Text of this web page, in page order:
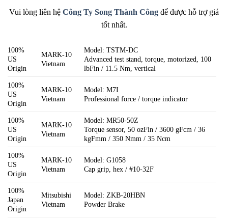
Vui lòng liên hệ Công Ty Song Thành Công để được hỗ trợ giá
tốt nhất.
100%
US
Origin
MARK-10
Vietnam
Model: TSTM-DC
Advanced test stand, torque, motorized, 100
lbFin / 11.5 Nm, vertical
100%
US
Origin
MARK-10
Vietnam
Model: M7I
Professional force / torque indicator
100%
US
Origin
MARK-10
Vietnam
Model: MR50-50Z
Torque sensor, 50 ozFin / 3600 gFcm / 36
kgFmm / 350 Nmm / 35 Ncm
100%
US
Origin
MARK-10
Vietnam
Model: G1058
Cap grip, hex / #10-32F
100%
Japan
Origin
Mitsubishi
Vietnam
Model: ZKB-20HBN
Powder Brake